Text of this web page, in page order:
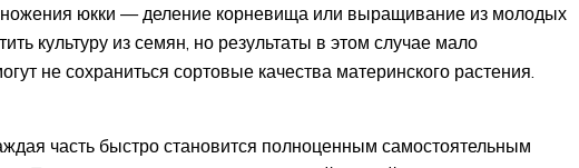
юкки — деление корневища или выращивание из молодых
культуру из семян, но результаты в этом случае мало
не сохраниться сортовые качества материнского растения.
часть быстро становится полноценным самостоятельным